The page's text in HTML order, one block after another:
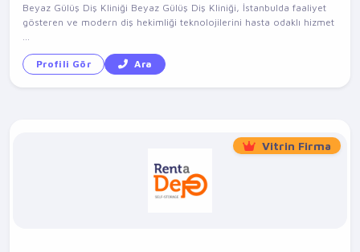
Beyaz Gülüş Diş Kliniği Beyaz Gülüş Diş Kliniği, İstanbulda faaliyet
gösteren ve modern diş hekimliği teknolojilerini hasta odaklı hizmet
...
Profili Gör Ara
Vitrin Firma